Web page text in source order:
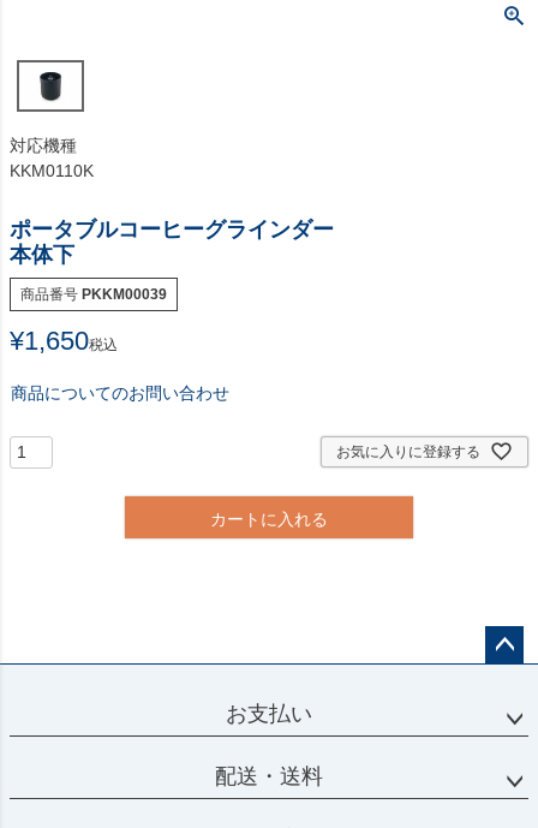
対応機種
KKM0110K
ポータブルコーヒーグラインダー
本体下
商品番号 PKKM00039
¥1,650税込
商品についてのお問い合わせ
お気に入りに登録する
カートに入れる
ップ
お支払い
配送・送料